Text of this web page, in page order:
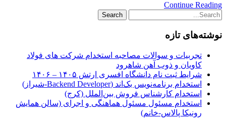
Continue Reading
نوشته‌های تازه
تجربیات و سوالات مصاحبه استخدام شرکت های فولاد
کاویان و ذوب آهن شاهرود
شرایط ثبت نام دانشگاه افسری ارتش ۱۴۰۵ – ۱۴۰۶
استخدام برنامه‌نویس بک‌اند (Backend Developer-شیراز)
استخدام کارشناس فروش بین‌الملل (کرج)
استخدام مسئول مسئول هماهنگی و اجرای (سالن همایش
رونیکا پالاس-خانم)